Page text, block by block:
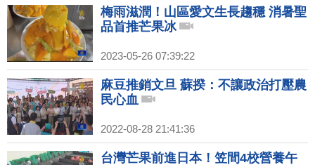
梅雨滋潤！山區愛文生長趨穩 消暑聖
品首推芒果冰
2023-05-26 07:39:22
麻豆推銷文旦 蘇揆：不讓政治打壓農
民心血
2022-08-28 21:41:36
台灣芒果前進日本！笠間4校營養午